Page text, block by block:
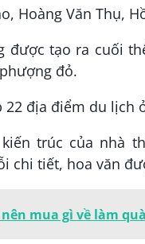
Hoàng Văn Thụ,
được tạo ra cuối
đỏ.
trúc của nhà
chi tiết, hoa văn
mua gì về làm